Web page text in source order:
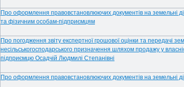
Про оформлення правовстановлюючих документів на земельні
та фізичним особам-підприємцям
Про погодження звіту експертної грошової оцінки та передачі
несільськогосподарського призначення шляхом продажу у
підприємцю Осадчій Людмилі Степанівні
Про оформлення правовстановлюючих документів на земельні